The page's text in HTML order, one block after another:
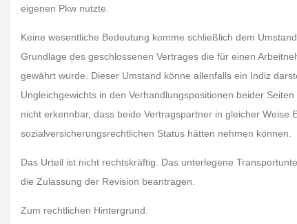
eigenen Pkw nutzte.
Keine wesentliche Bedeutung komme schließlich dem
Grundlage des geschlossenen Vertrages die für einen
gewährt wurde. Dieser Umstand könne allenfalls ein Indiz
Ungleichgewichts in den Verhandlungspositionen beider
nicht erkennbar, dass beide Vertragspartner in gleicher Weise
sozialversicherungsrechtlichen Status hätten nehmen können.
Das Urteil ist nicht rechtskräftig. Das unterlegene
die Zulassung der Revision beantragen.
Zum rechtlichen Hintergrund: